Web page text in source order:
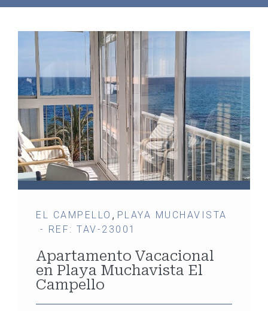
EL CAMPELLO , PLAYA MUCHAVISTA
- REF: TAV-23001
Apartamento Vacacional
en Playa Muchavista El
Campello